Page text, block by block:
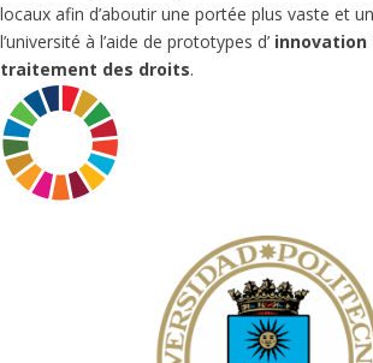
locaux afin d’aboutir une portée plus vaste et
l’université à l’aide de prototypes d’ innovation
traitement des droits.